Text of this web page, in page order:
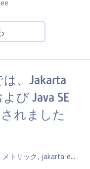
は、Jakarta
び Java SE
れました
メトリック , jakarta-ee